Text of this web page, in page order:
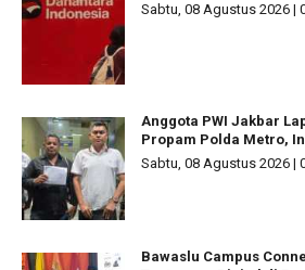
Sabtu, 08 Agustus 2026 |
Anggota PWI Jakbar
Propam Polda Metro,
Sabtu, 08 Agustus 2026 |
Bawaslu Campus